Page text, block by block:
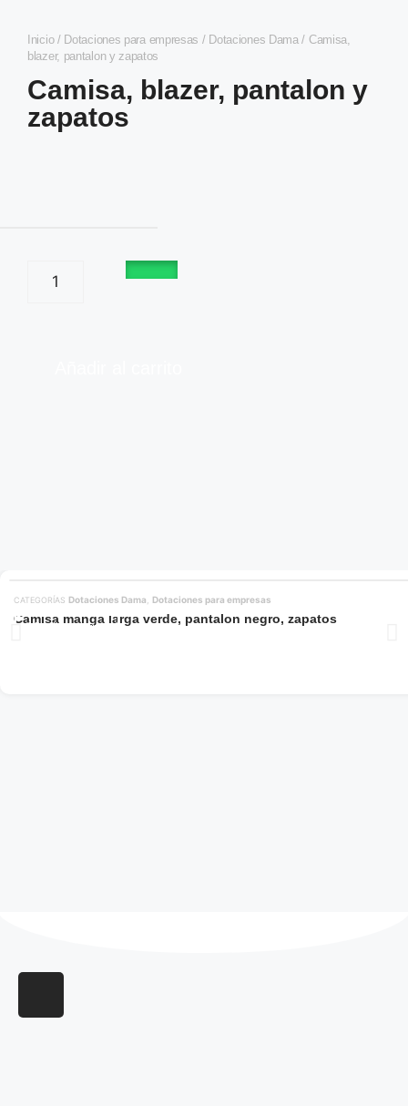
Inicio/ Dotaciones para empresas / Dotaciones Dama/ Camisa,
blazer, pantalon y zapatos
Camisa, blazer, pantalon y
zapatos
Añadir al carrito
CATEGORÍAS Dotaciones Dama Dotaciones para empresas
Camisa manga larga verde, pantalon negro, zapatos